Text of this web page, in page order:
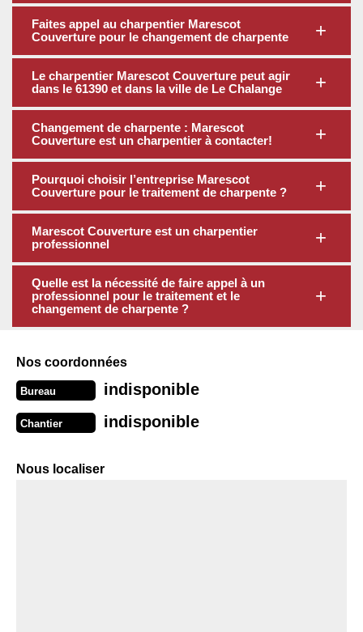
Faites appel au charpentier Marescot
Couverture pour le changement de charpente
Le charpentier Marescot Couverture peut agir
dans le 61390 et dans la ville de Le Chalange
Changement de charpente : Marescot
Couverture est un charpentier à contacter!
Pourquoi choisir l’entreprise Marescot
Couverture pour le traitement de charpente ?
Marescot Couverture est un charpentier
professionnel
Quelle est la nécessité de faire appel à un
professionnel pour le traitement et le
changement de charpente ?
Nos coordonnées
Bureau indisponible
Chantier indisponible
Nous localiser